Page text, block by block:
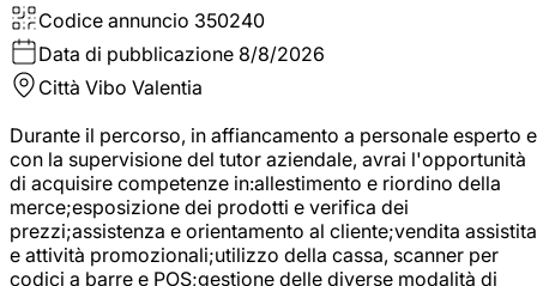
Codice annuncio 350240
Data di pubblicazione 8/8/2026
Città Vibo Valentia
Durante il percorso, in affiancamento a personale esperto e
con la supervisione del tutor aziendale, avrai l'opportunità
di acquisire competenze in:allestimento e riordino della
merce;esposizione dei prodotti e verifica dei
prezzi;assistenza e orientamento al cliente;vendita assistita
e attività promozionali;utilizzo della cassa, scanner per
codici a barre e POS;gestione delle diverse modalità di